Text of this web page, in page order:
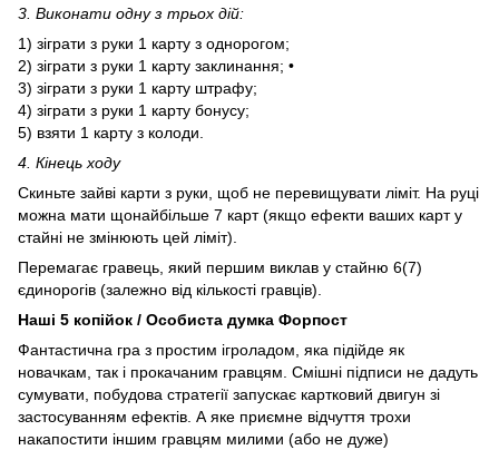
3. Виконати одну з трьох дій:
1) зіграти з руки 1 карту з однорогом;
2) зіграти з руки 1 карту заклинання; •​​​​​​
3) зіграти з руки 1 карту штрафу;
4) зіграти з руки 1 карту бонусу;
5) взяти 1 карту з колоди.
4. Кінець ходу
Скиньте зайві карти з руки, щоб не перевищувати ліміт. На руці
можна мати щонайбільше 7 карт (якщо ефекти ваших карт у
стайні не змінюють цей ліміт).
Перемагає гравець, який першим виклав у стайню 6(7)
єдинорогів (залежно від кількості гравців).
Наші 5 копійок / Особиста думка Форпост
Фантастична гра з простим ігроладом, яка підійде як
новачкам, так і прокачаним гравцям. Смішні підписи не дадуть
сумувати, побудова стратегії запускає картковий двигун зі
застосуванням ефектів. А яке приємне відчуття трохи
накапостити іншим гравцям милими (або не дуже)